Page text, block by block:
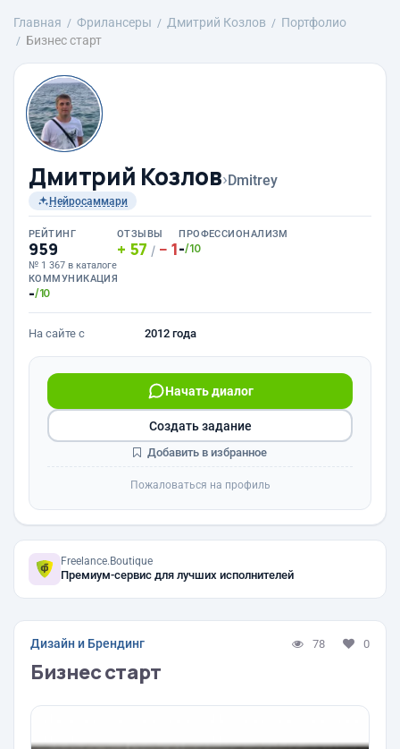
Главная Фрилансеры Дмитрий Козлов
Портфолио
Бизнес старт
Дмитрий Козлов›Dmitrey
Нейросаммари
РЕЙТИНГ
959
№ 1 367 в каталоге
ОТЗЫВЫ
57 / 1
ПРОФЕССИОНАЛИЗМ
-/10
КОММУНИКАЦИЯ
-/10
На сайте с 2012 года
Начать диалог
Создать задание
Добавить в избранное
Пожаловаться на профиль
Freelance.Boutique
Премиум-сервис для лучших исполнителей
Дизайн и Брендинг 78 0
Бизнес старт